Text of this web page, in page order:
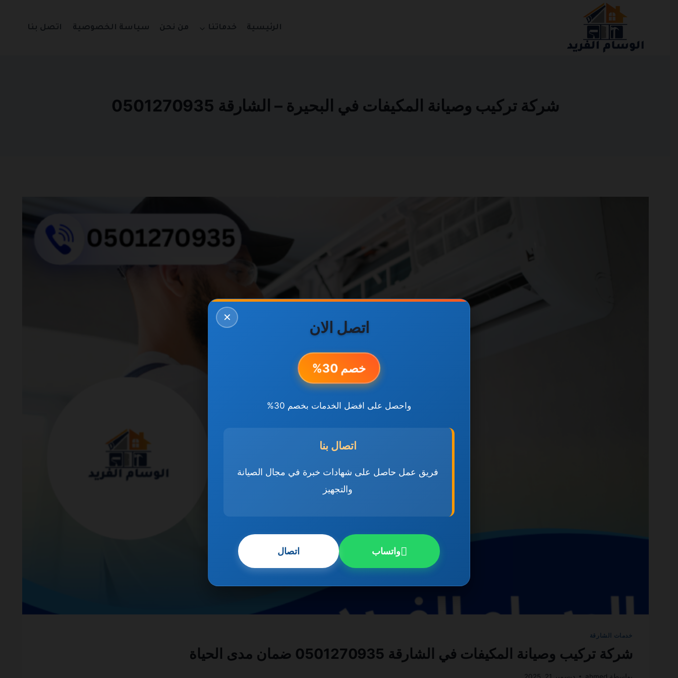
الرئيسية خدماتنا من نحن سياسة الخصوصية اتصل بنا
شركة تركيب وصيانة المكيفات في البحيرة – الشارقة 0501270935
خدمات الشارقة
شركة تركيب وصيانة المكيفات في الشارقة 0501270935 ضمان مدى الحياة
✕
اتصل الان
خصم 30%
واحصل على افضل الخدمات بخصم 30%
اتصال بنا
فريق عمل حاصل على شهادات خبرة في مجال الصيانة
والتجهيز
واتساب اتصال